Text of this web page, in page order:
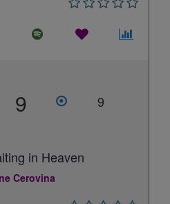
9 9
in Heaven
Cerovina